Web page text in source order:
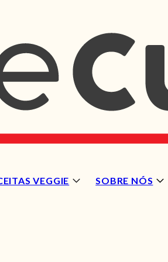
VEGGIE SOBRE NÓS